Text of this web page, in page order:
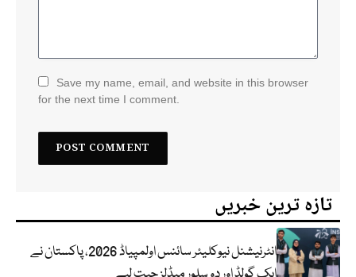
Save my name, email, and website in this browser
for the next time I comment.
تازہ ترین خبریں
انٹرنیشنل نیوکلیئر سائنس اولمپیاڈ 2026، پاکستان نے